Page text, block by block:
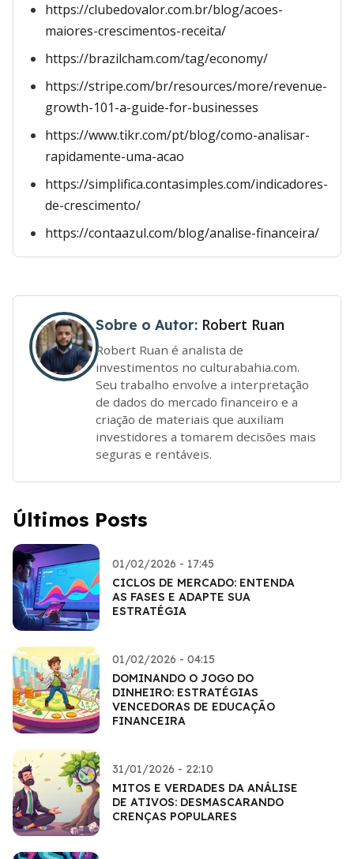
https://clubedovalor.com.br/blog/acoes-
maiores-crescimentos-receita/
https://brazilcham.com/tag/economy/
https://stripe.com/br/resources/more/revenue-
growth-101-a-guide-for-businesses
https://www.tikr.com/pt/blog/como-analisar-
rapidamente-uma-acao
https://simplifica.contasimples.com/indicadores-
de-crescimento/
https://contaazul.com/blog/analise-financeira/
Sobre o Autor: Robert Ruan
Robert Ruan é analista de
investimentos no culturabahia.com.
Seu trabalho envolve a interpretação
de dados do mercado financeiro e a
criação de materiais que auxiliam
investidores a tomarem decisões mais
seguras e rentáveis.
Últimos Posts
01/02/2026 - 17:45
CICLOS DE MERCADO: ENTENDA
AS FASES E ADAPTE SUA
ESTRATÉGIA
01/02/2026 - 04:15
DOMINANDO O JOGO DO
DINHEIRO: ESTRATÉGIAS
VENCEDORAS DE EDUCAÇÃO
FINANCEIRA
31/01/2026 - 22:10
MITOS E VERDADES DA ANÁLISE
DE ATIVOS: DESMASCARANDO
CRENÇAS POPULARES